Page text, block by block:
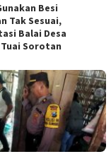
Besi
Tak Sesuai,
Balai Desa
Sorotan